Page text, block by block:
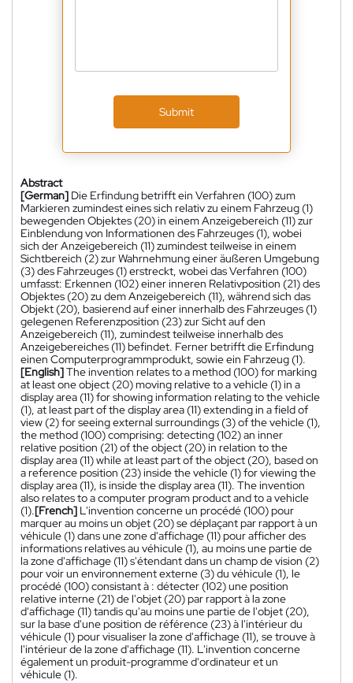
Submit
Abstract
[German] Die Erfindung betrifft ein Verfahren (100) zum
Markieren zumindest eines sich relativ zu einem Fahrzeug (1)
bewegenden Objektes (20) in einem Anzeigebereich (11) zur
Einblendung von Informationen des Fahrzeuges (1), wobei
sich der Anzeigebereich (11) zumindest teilweise in einem
Sichtbereich (2) zur Wahrnehmung einer äußeren Umgebung
(3) des Fahrzeuges (1) erstreckt, wobei das Verfahren (100)
umfasst: Erkennen (102) einer inneren Relativposition (21) des
Objektes (20) zu dem Anzeigebereich (11), während sich das
Objekt (20), basierend auf einer innerhalb des Fahrzeuges (1)
gelegenen Referenzposition (23) zur Sicht auf den
Anzeigebereich (11), zumindest teilweise innerhalb des
Anzeigebereiches (11) befindet. Ferner betrifft die Erfindung
einen Computerprogrammprodukt, sowie ein Fahrzeug (1).
[English]The invention relates to a method (100) for marking
at least one object (20) moving relative to a vehicle (1) in a
display area (11) for showing information relating to the vehicle
(1), at least part of the display area (11) extending in a field of
view (2) for seeing external surroundings (3) of the vehicle (1),
the method (100) comprising: detecting (102) an inner
relative position (21) of the object (20) in relation to the
display area (11) while at least part of the object (20), based on
a reference position (23) inside the vehicle (1) for viewing the
display area (11), is inside the display area (11). The invention
also relates to a computer program product and to a vehicle
(1).[French] L'invention concerne un procédé (100) pour
marquer au moins un objet (20) se déplaçant par rapport à un
véhicule (1) dans une zone d'affichage (11) pour afficher des
informations relatives au véhicule (1), au moins une partie de
la zone d'affichage (11) s'étendant dans un champ de vision (2)
pour voir un environnement externe (3) du véhicule (1), le
procédé (100) consistant à : détecter (102) une position
relative interne (21) de l'objet (20) par rapport à la zone
d'affichage (11) tandis qu'au moins une partie de l'objet (20),
sur la base d'une position de référence (23) à l'intérieur du
véhicule (1) pour visualiser la zone d'affichage (11), se trouve à
l'intérieur de la zone d'affichage (11). L'invention concerne
également un produit-programme d'ordinateur et un
véhicule (1).